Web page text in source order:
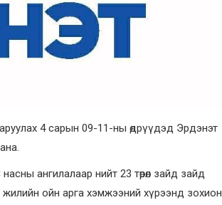
4 сарын 09-11-ны өдрүүдэд Эрдэнэт
ангилалаар нийт 23 төрөл зайд зайд
жилийн ойн арга хэмжээний хүрээнд зохион